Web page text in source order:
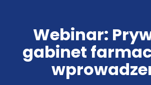
Webinar:
gabinet